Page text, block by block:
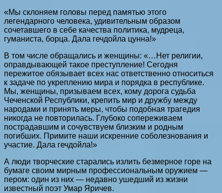
«Мы склоняем головы перед памятью этого
легендарного человека, удивительным образом
сочетавшего в себе качества политика, мудреца,
гуманиста, борца. Дала гечдойла цунна!»
В том числе обращались и женщины: «…Нет религии,
оправдывающей такое преступление! Сегодня
пережитое обязывает всех нас ответственно относиться
к задаче по укреплению мира и порядка в республике.
Мы, женщины, призываем всех, кому дорога судьба
Чеченской Республики, крепить мир и дружбу между
народами и принять меры, чтобы подобная трагедия
никогда не повторилась. Глубоко сопереживаем
пострадавшим и сочувствуем близким и родным
погибших. Примите наши искренние соболезнования и
участие. Дала гечдойла!»
А люди творческие старались излить безмерное горе на
бумаге своим мирным профессиональным оружием —
пером: один из них — недавно ушедший из жизни
известный поэт Умар Яричев.